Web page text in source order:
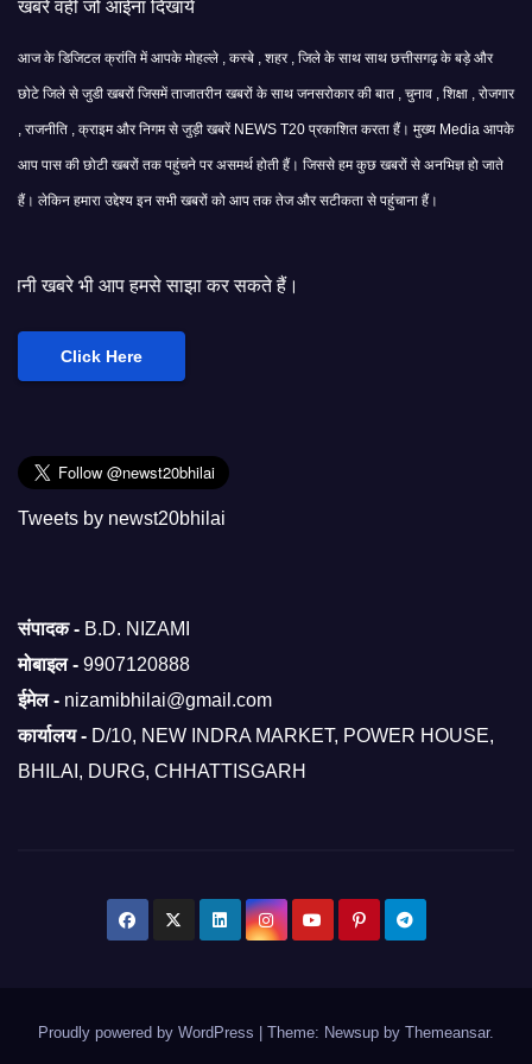
खबरे वही जो आईना दिखाये
आज के डिजिटल क्रांति में आपके मोहल्ले , कस्बे , शहर , जिले के साथ साथ छत्तीसगढ़ के बड़े और
छोटे जिले से जुडी खबरों जिसमें ताजातरीन खबरों के साथ जनसरोकार की बात , चुनाव , शिक्षा , रोजगार
, राजनीति , क्राइम और निगम से जुड़ी खबरें NEWS T20 प्रकाशित करता हैं। मुख्य Media आपके
आप पास की छोटी खबरों तक पहुंचने पर असमर्थ होती हैं। जिससे हम कुछ खबरों से अनभिज्ञ हो जाते
हैं। लेकिन हमारा उद्देश्य इन सभी खबरों को आप तक तेज और सटीकता से पहुंचाना हैं।
साझा कर सकते हैं।
Click Here
Tweets by newst20bhilai
संपादक - B.D. NIZAMI
मोबाइल - 9907120888
ईमेल - nizamibhilai@gmail.com
कार्यालय - D/10, NEW INDRA MARKET, POWER HOUSE,
BHILAI, DURG, CHHATTISGARH
Proudly powered by WordPress Theme: Newsup by Themeansar.